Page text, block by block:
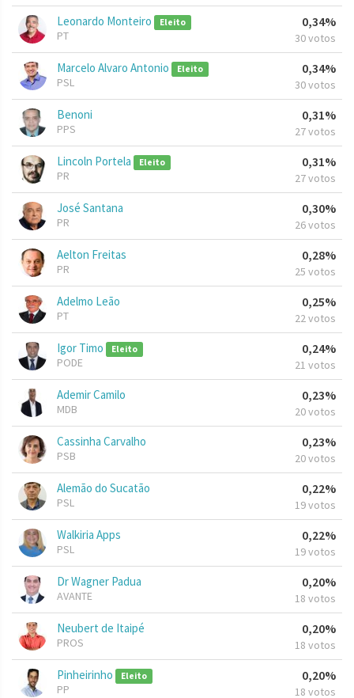
Leonardo Monteiro Eleito
PT
0,34%
30 votos
Marcelo Alvaro Antonio Eleito
PSL
0,34%
30 votos
Benoni
PPS
0,31%
27 votos
Lincoln Portela Eleito
PR
0,31%
27 votos
José Santana
PR
0,30%
26 votos
Aelton Freitas
PR
0,28%
25 votos
Adelmo Leão
PT
0,25%
22 votos
Igor Timo Eleito
PODE
0,24%
21 votos
Ademir Camilo
MDB
0,23%
20 votos
Cassinha Carvalho
PSB
0,23%
20 votos
Alemão do Sucatão
PSL
0,22%
19 votos
Walkiria Apps
PSL
0,22%
19 votos
Dr Wagner Padua
AVANTE
0,20%
18 votos
Neubert de Itaipé
PROS
0,20%
18 votos
Pinheirinho Eleito
PP
0,20%
18 votos